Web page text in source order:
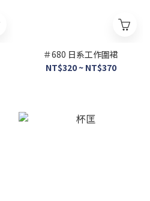
＃680 日系工作圍裙
NT$320 ~ NT$370